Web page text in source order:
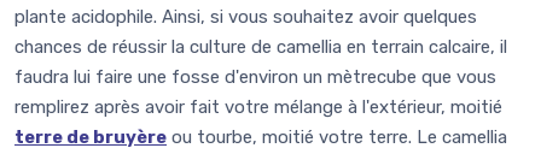
plante acidophile. Ainsi, si vous souhaitez avoir quelques
chances de réussir la culture de camellia en terrain calcaire, il
faudra lui faire une fosse d'environ un mètrecube que vous
remplirez après avoir fait votre mélange à l'extérieur, moitié
terre de bruyère ou tourbe, moitié votre terre. Le camellia